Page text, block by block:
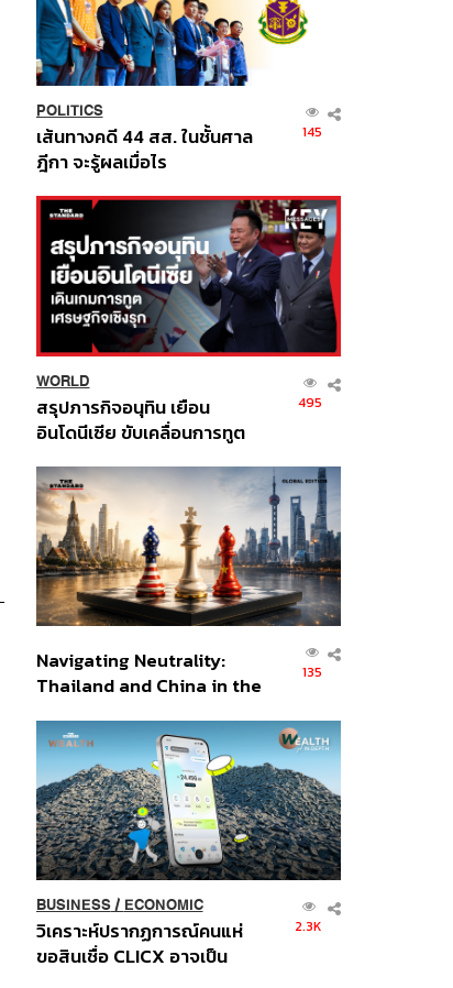
POLITICS
เส้นทางคดี 44 สส. ในชั้นศาล
ฎีกา จะรู้ผลเมื่อไร
145
WORLD
สรุปภารกิจอนุทิน เยือน
อินโดนีเซีย ขับเคลื่อนการทูต
ส่วนยุทธศาสตร์ไทย –
อินโดนีเซีย
495
Navigating Neutrality:
Thailand and China in the
Order
135
BUSINESS/ ECONOMIC
วิเคราะห์ปรากฏการณ์คนแห่
ขอสินเชื่อ CLICX อาจเป็น
2.3K